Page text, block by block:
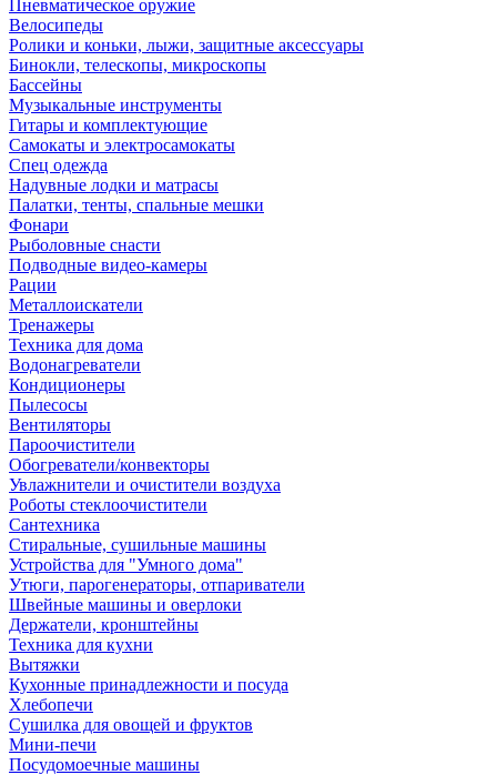
Пневматическое оружие
Велосипеды
Ролики и коньки, лыжи, защитные аксессуары
Бинокли, телескопы, микроскопы
Бассейны
Музыкальные инструменты
Гитары и комплектующие
Самокаты и электросамокаты
Спец одежда
Надувные лодки и матрасы
Палатки, тенты, спальные мешки
Фонари
Рыболовные снасти
Подводные видео-камеры
Рации
Металлоискатели
Тренажеры
Техника для дома
Водонагреватели
Кондиционеры
Пылесосы
Вентиляторы
Пароочистители
Обогреватели/конвекторы
Увлажнители и очистители воздуха
Роботы стеклоочистители
Сантехника
Стиральные, сушильные машины
Устройства для "Умного дома"
Утюги, парогенераторы, отпариватели
Швейные машины и оверлоки
Держатели, кронштейны
Техника для кухни
Вытяжки
Кухонные принадлежности и посуда
Хлебопечи
Сушилка для овощей и фруктов
Мини-печи
Посудомоечные машины